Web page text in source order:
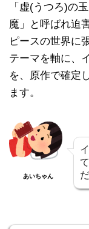
「虚(うつろ)の
魔」と呼ばれ迫
ピースの世界に
テーマを軸に、
を、原作で確定
ます。
あいちゃん